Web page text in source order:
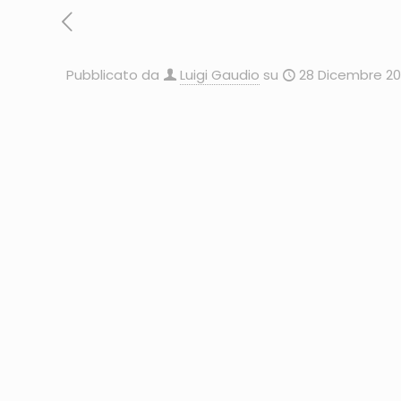
Pubblicato da Luigi Gaudio su 28 Dicembre